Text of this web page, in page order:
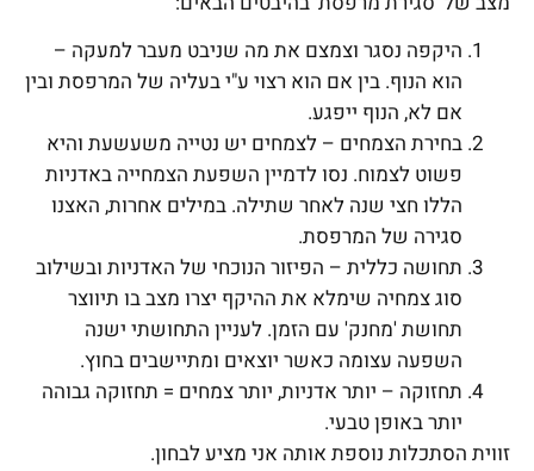
היקפה נסגר וצמצם את מה שניבט מעבר למעקה –
הוא הנוף. בין אם הוא רצוי ע"י בעליה של המרפסת ובין
אם לא, הנוף ייפגע.
בחירת הצמחים – לצמחים יש נטייה משעשעת והיא
פשוט לצמוח. נסו לדמיין השפעת הצמחייה באדניות
הללו חצי שנה לאחר שתילה. במילים אחרות, האצנו
סגירה של המרפסת.
תחושה כללית – הפיזור הנוכחי של האדניות ובשילוב
סוג צמחיה שימלא את ההיקף יצרו מצב בו תיווצר
תחושת 'מחנק' עם הזמן. לעניין התחושתי ישנה
השפעה עצומה כאשר יוצאים ומתיישבים בחוץ.
תחזוקה – יותר אדניות, יותר צמחים = תחזוקה גבוהה
יותר באופן טבעי.
זווית הסתכלות נוספת אותה אני מציע לבחון.